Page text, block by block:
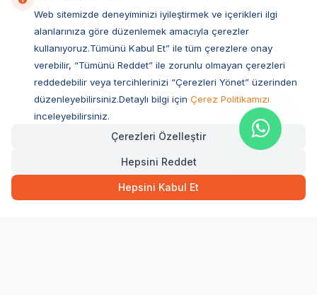
Mobil Uygulama
Müşteri Hizmetleri
Web sitemizde deneyiminizi iyileştirmek ve içerikleri ilgi
alanlarınıza göre düzenlemek amacıyla çerezler
kullanıyoruz.Tümünü Kabul Et” ile tüm çerezlere onay
verebilir, “Tümünü Reddet” ile zorunlu olmayan çerezleri
reddedebilir veya tercihlerinizi “Çerezleri Yönet” üzerinden
düzenleyebilirsiniz.Detaylı bilgi için Çerez Politikamızı
inceleyebilirsiniz.
Çerezleri Özelleştir
Hepsini Reddet
Hepsini Kabul Et